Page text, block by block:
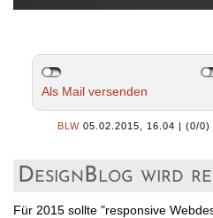
Als Mail versenden
BLW 05.02.2015, 16.04 | (0/0)
DesignBlog wird
Für 2015 sollte "responsive